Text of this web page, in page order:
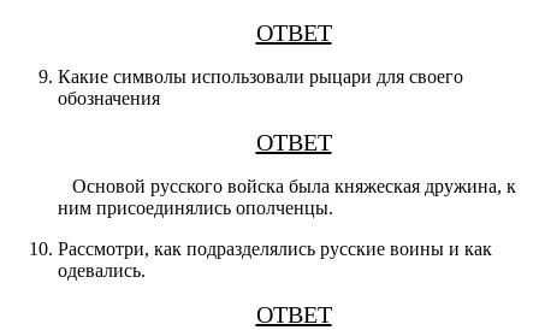
ОТВЕТ
Какие символы использовали рыцари для своего
обозначения
ОТВЕТ
Основой русского войска была княжеская дружина, к
ним присоединялись ополченцы.
Рассмотри, как подразделялись русские воины и как
одевались.
ОТВЕТ